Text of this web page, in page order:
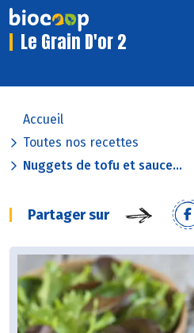
Le Grain D'or 2
Accueil
Toutes nos recettes
Nuggets de tofu et sauce...
Partager sur